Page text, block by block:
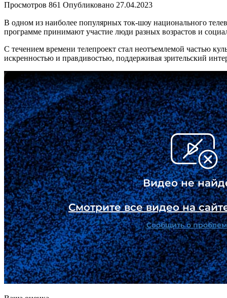
Просмотров 861 Опубликовано 27.04.2023
В одном из наиболее популярных ток-шоу национального
программе принимают участие люди разных возрастов и
С течением времени телепроект стал неотъемлемой частью
искренностью и правдивостью, поддерживая зрительский